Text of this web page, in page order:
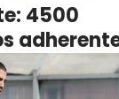
4500